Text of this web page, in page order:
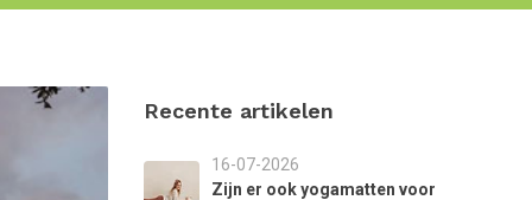
Recente artikelen
16-07-2026
Zijn er ook yogamatten voor